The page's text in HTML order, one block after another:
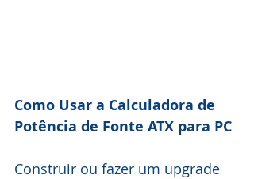
Como Usar a Calculadora de
Potência de Fonte ATX para PC
Construir ou fazer um upgrade